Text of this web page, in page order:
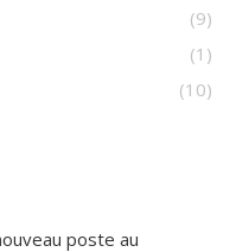
(9)
(1)
(10)
poste au